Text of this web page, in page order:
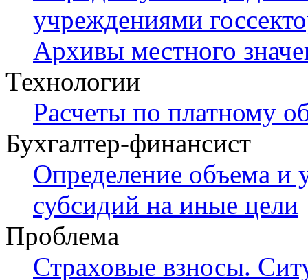
учреждениями
Архивы местного
Технологии
Расчеты по платному
Бухгалтер-финансист
Определение объема и
субсидий на иные цели
Проблема
Страховые взносы.